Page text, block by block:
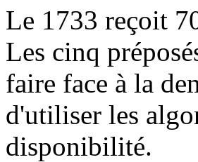
Le 1733 reçoit
Les cinq
faire face à la
d'utiliser les
disponibilité.